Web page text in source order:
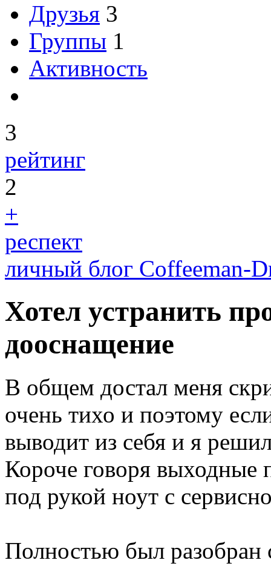
Друзья 3
Группы 1
Активность
3
рейтинг
2
+
респект
личный блог Coffeeman-
Хотел устранить
дооснащение
В общем достал меня
очень тихо и поэтому
выводит из себя и я
Короче говоря выходные
под рукой ноут с
Полностью был разобран